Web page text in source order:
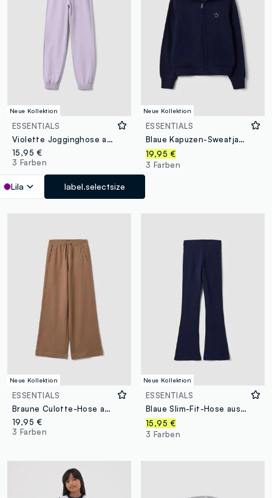
Neue Kollektion
ESSENTIALS
Violette Jogginghose aus reiner Bio-Baumwolle im Regular Fit für Mädchen
15,95 €
3 Farben
Lila label.selectsize
Neue Kollektion
ESSENTIALS
Blaue Kapuzen-Sweatjacke aus reiner Bio-Baumwolle mit Stern für Mädchen
19,95 €
3 Farben
Neue Kollektion
ESSENTIALS
Braune Culotte-Hose aus reiner Bio-Baumwolle für Mädchen
19,95 €
3 Farben
Neue Kollektion
ESSENTIALS
Blaue Slim-Fit-Hose aus elastischer Bio-Baumwolle für Mädchen
15,95 €
3 Farben